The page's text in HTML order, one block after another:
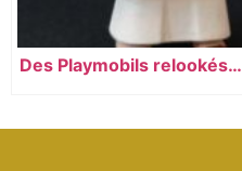
Des Playmobils relookés…